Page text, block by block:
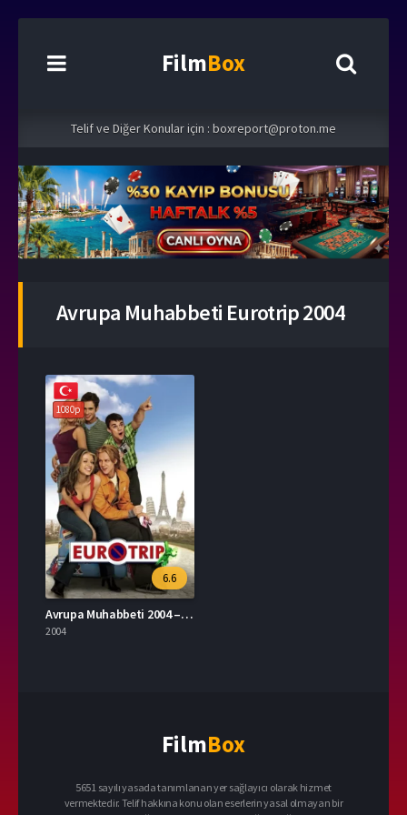
FilmBox
Telif ve Diğer Konular için : boxreport@proton.me
Avrupa Muhabbeti Eurotrip 2004
1080p
6.6
Avrupa Muhabbeti 2004 – EuroTrip 1080p Turkce Dublaj izle
2004
FilmBox
5651 sayılı yasada tanımlanan yer sağlayıcı olarak hizmet
vermektedir. Telif hakkına konu olan eserlerin yasal olmayan bir